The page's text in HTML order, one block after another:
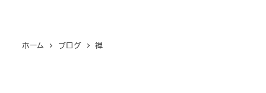
ホーム ブログ 禅